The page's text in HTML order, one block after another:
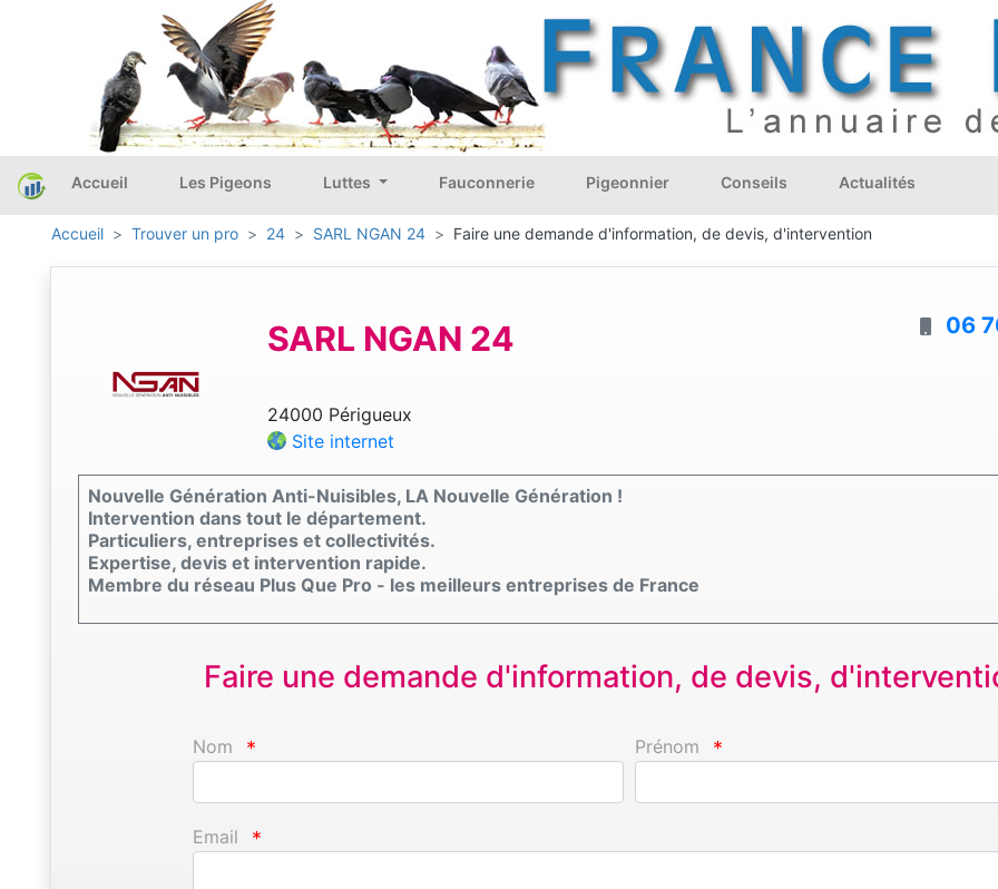
Accueil Les Pigeons Luttes Fauconnerie Pigeonnier Conseils Actualités
Accueil Trouver un pro 24 SARL NGAN 24 Faire une demande d'information, de devis, d'intervention
SARL NGAN 24
24000 Périgueux
Site internet
06
Nouvelle Génération Anti-Nuisibles, LA Nouvelle Génération !
Intervention dans tout le département.
Particuliers, entreprises et collectivités.
Expertise, devis et intervention rapide.
Membre du réseau Plus Que Pro - les meilleurs entreprises de France
Faire une demande d'information, de devis,
Nom * Prénom *
Email *